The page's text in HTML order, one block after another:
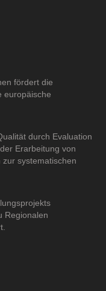
fördert die
europäische
durch Evaluation
Erarbeitung von
systematischen
Regionalen